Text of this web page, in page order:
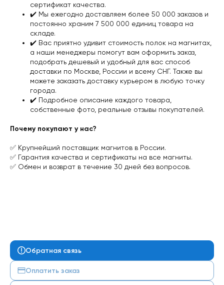
сертификат качества.
✔️️ Мы ежегодно доставляем более 50 000 заказов и
постоянно храним 7 500 000 единиц товара на
складе.
✔️️ Вас приятно удивит стоимость полок на магнитах,
а наши менеджеры помогут вам оформить заказ,
подобрать дешевый и удобный для вас способ
доставки по Москве, России и всему СНГ. Также вы
можете заказать доставку курьером в любую точку
города.
✔️️ Подробное описание каждого товара,
собственные фото, реальные отзывы покупателей.
Почему покупают у нас?
✅ Крупнейший поставщик магнитов в России.
✅ Гарантия качества и сертификаты на все магниты.
✅ Обмен и возврат в течение 30 дней без вопросов.
Обратная связь
Оплатить заказ